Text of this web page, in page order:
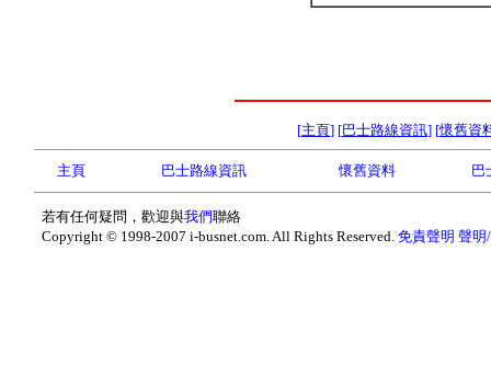
[主頁] [巴士路線資訊] [懷舊資
主頁 巴士路線資訊 懷舊資料 巴
若有任何疑問，歡迎與我們聯絡
Copyright © 1998-2007 i-busnet.com. All Rights Reserved. 免責聲明 聲明